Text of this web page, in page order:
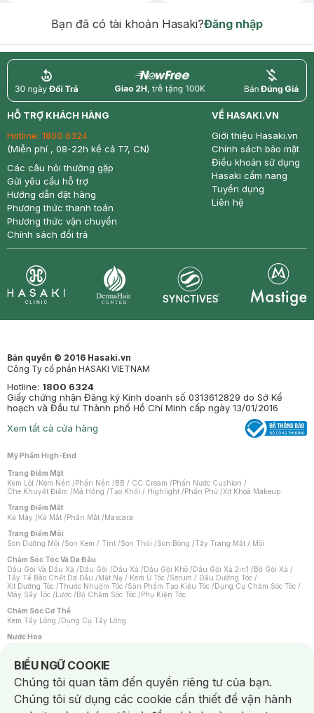
Bạn đã có tài khoản Hasaki?Đăng nhập
return nowfree price
HỖ TRỢ KHÁCH HÀNG
Hotline: 1800 6324
(Miễn phí , 08-22h kể cả T7, CN)
Các câu hỏi thường gặp
Gửi yêu cầu hỗ trợ
Hướng dẫn đặt hàng
Phương thức thanh toán
Phương thức vận chuyển
Chính sách đổi trả
VỀ HASAKI.VN
Giới thiệu Hasaki.vn
Chính sách bảo mật
Điều khoản sử dụng
Hasaki cẩm nang
Tuyển dụng
Liên hệ
Bản quyền © 2016 Hasaki.vn
Công Ty cổ phần HASAKI VIETNAM
Hotline: 1800 6324
Giấy chứng nhận Đăng ký Kinh doanh số 0313612829 do Sở Kế
hoạch và Đầu tư Thành phố Hồ Chí Minh cấp ngày 13/01/2016
Xem tất cả cửa hàng
Mỹ Phẩm High-End
Trang Điểm Mặt
Kem Lót /Kem Nền /Phấn Nền /BB / CC Cream /Phấn Nước Cushion /
Che Khuyết Điểm /Má Hồng /Tạo Khối / Highlight /Phấn Phủ /Xịt Khoá Makeup
Trang Điểm Mắt
Kẻ Mày /Kẻ Mắt /Phấn Mắt /Mascara
Trang Điểm Môi
Son Dưỡng Môi /Son Kem / Tint /Son Thỏi /Son Bóng /Tẩy Trang Mắt / Môi
Chăm Sóc Tóc Và Da Đầu
Dầu Gội Và Dầu Xả /Dầu Gội /Dầu Xả /Dầu Gội Khô /Dầu Gội Xả 2in1 /Bộ Gội Xả /
Tẩy Tế Bào Chết Da Đầu /Mặt Nạ / Kem Ủ Tóc /Serum / Dầu Dưỡng Tóc /
Xịt Dưỡng Tóc /Thuốc Nhuộm Tóc /Sản Phẩm Tạo Kiểu Tóc /Dụng Cụ Chăm Sóc Tóc /
Máy Sấy Tóc /Lược /Bộ Chăm Sóc Tóc /Phụ Kiện Tóc
Chăm Sóc Cơ Thể
Kem Tẩy Lông /Dụng Cụ Tẩy Lông
Nước Hoa
Nước Hoa Nữ
Chăm Sóc Cá Nhân
Chống Muỗi /Khẩu Trang /Máy Massage/Mặt Nạ Xông Hơi /Nước Rửa Tay/
Sản Phẩm Chăm Sóc Khác /Bàn Chải Đánh Răng /Bàn Chải Điện/
Hỗ Trợ Trắng Răng/Kem Đánh Răng /Máy Tăm Nước/ Nước Súc Miệng/
Tăm / Chỉ Nha Khoa/ Xịt Thơm Miệng / Dung Dịch Vệ Sinh/Dưỡng Vùng Kín/
BIỂU NGỮ COOKIE
Notice about cookies usage
Chúng tôi quan tâm đến quyền riêng tư của bạn.
Chúng tôi sử dụng các cookie cần thiết để vận hành